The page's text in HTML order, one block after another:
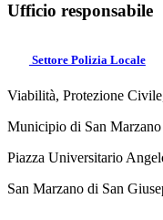
Ufficio responsabile
Settore Polizia Locale
Viabilità, Protezione
Municipio di San
Piazza Universitario
San Marzano di San